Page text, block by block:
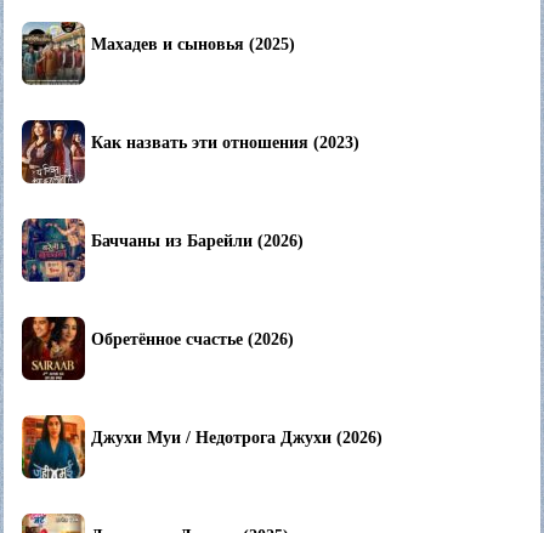
Махадев и сыновья (2025)
Как назвать эти отношения (2023)
Баччаны из Барейли (2026)
Обретённое счастье (2026)
Джухи Муи / Недотрога Джухи (2026)